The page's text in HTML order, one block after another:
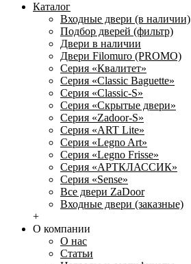
Каталог
Входные двери (в наличии)
Подбор дверей (фильтр)
Двери в наличии
Двери Filomuro (PROMO)
Серия «Квалитет»
Серия «Classic Baguette»
Серия «Classic-S»
Серия «Скрытые двери»
Серия «Zadoor-S»
Серия «ART Lite»
Серия «Legno Art»
Серия «Legno Frisse»
Серия «АРТКЛАССИК»
Серия «Sense»
Все двери ZaDoor
Входные двери (заказные)
+
О компании
О нас
Статьи